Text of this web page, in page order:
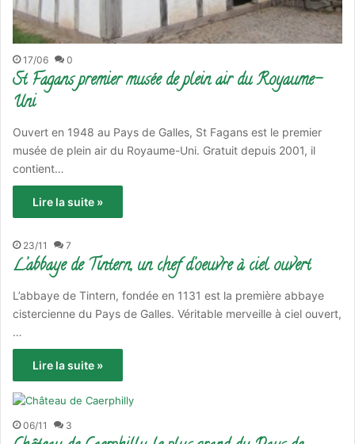
17/06 0
St Fagans premier musée de plein air du Royaume-
Uni
Ouvert en 1948 au Pays de Galles, St Fagans est le premier
musée de plein air du Royaume-Uni. Gratuit depuis 2001, il
contient…
Lire la suite »
23/11 7
L’abbaye de Tintern, un chef d’oeuvre à ciel ouvert
L’abbaye de Tintern, fondée en 1131 est la première abbaye
cistercienne du Pays de Galles. Véritable merveille à ciel ouvert,
…
Lire la suite »
06/11 3